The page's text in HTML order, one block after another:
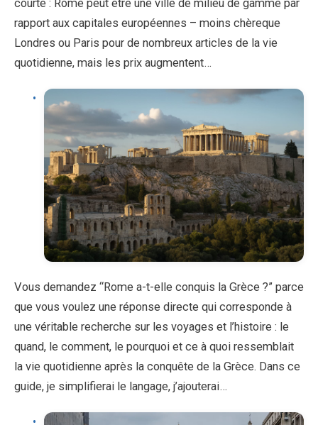
courte : Rome peut être une ville de milieu de gamme par
rapport aux capitales européennes – moins chèreque
Londres ou Paris pour de nombreux articles de la vie
quotidienne, mais les prix augmentent…
Vous demandez “Rome a-t-elle conquis la Grèce ?” parce
que vous voulez une réponse directe qui corresponde à
une véritable recherche sur les voyages et l’histoire : le
quand, le comment, le pourquoi et ce à quoi ressemblait
la vie quotidienne après la conquête de la Grèce. Dans ce
guide, je simplifierai le langage, j’ajouterai…